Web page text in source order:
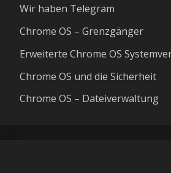
Wir haben Telegram
Chrome OS – Grenzgänger
Erweiterte Chrome OS
Chrome OS und die Sicherheit
Chrome OS – Dateiverwaltung